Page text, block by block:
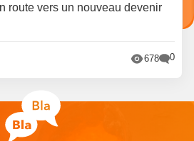
route vers un nouveau devenir
678 0